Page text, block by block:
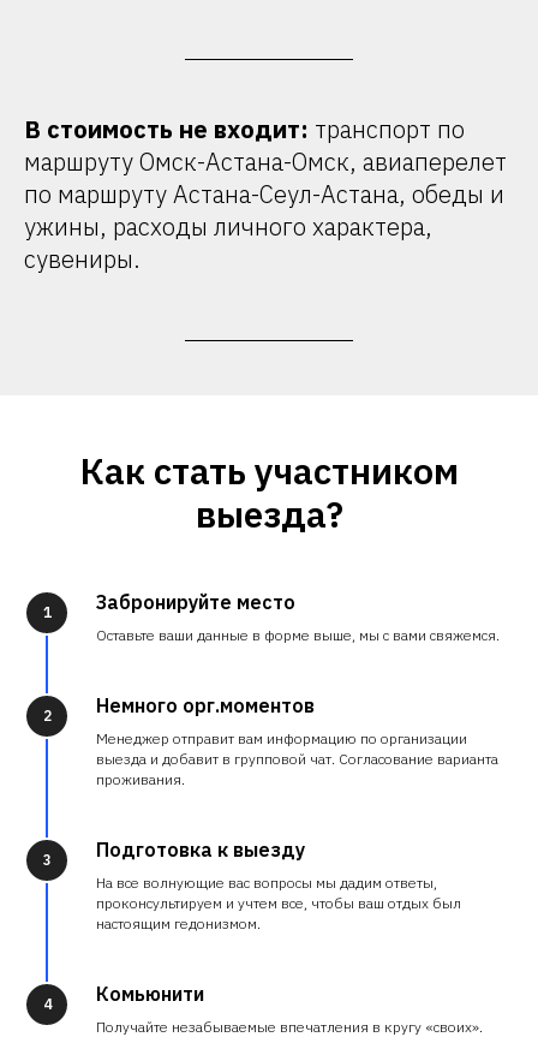
В стоимость не входит: транспорт по
маршруту Омск-Астана-Омск, авиаперелет
по маршруту Астана-Сеул-Астана, обеды и
ужины, расходы личного характера,
сувениры.
Как стать участником
выезда?
1 Забронируйте место
Оставьте ваши данные в форме выше, мы с вами свяжемся.
2 Немного орг.моментов
Менеджер отправит вам информацию по организации
выезда и добавит в групповой чат. Согласование варианта
проживания.
3 Подготовка к выезду
На все волнующие вас вопросы мы дадим ответы,
проконсультируем и учтем все, чтобы ваш отдых был
настоящим гедонизмом.
4 Комьюнити
Получайте незабываемые впечатления в кругу «своих».